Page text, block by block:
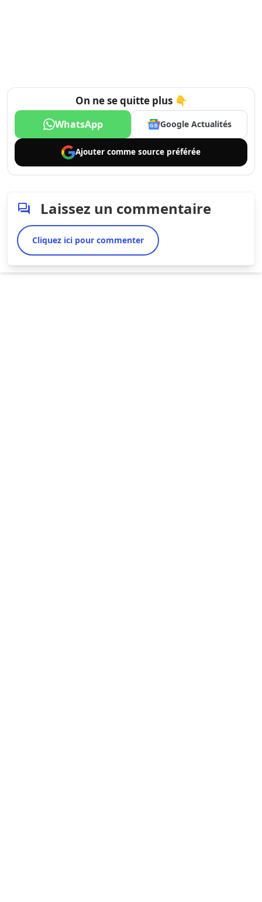
On ne se quitte plus 👇
WhatsApp Google Actualités
Ajouter comme source préférée
Laissez un commentaire
Cliquez ici pour commenter